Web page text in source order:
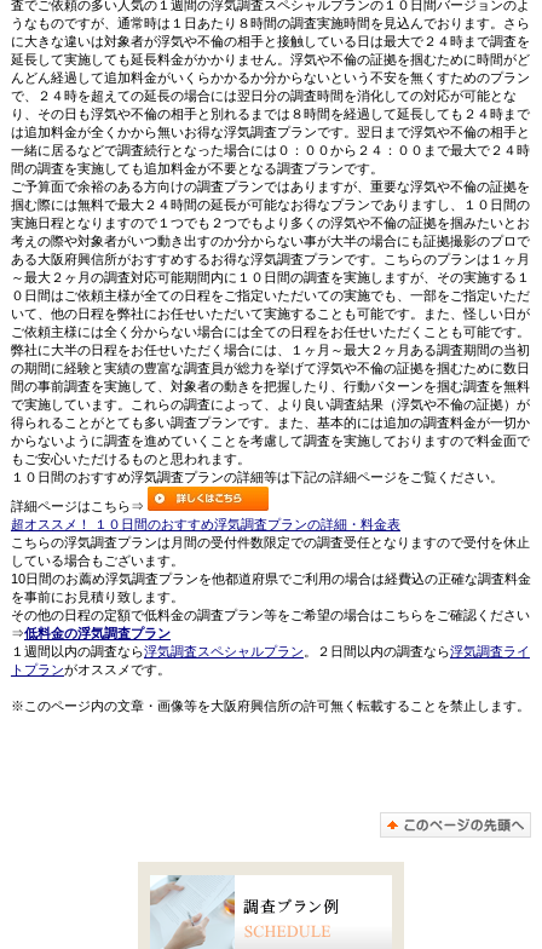
査でご依頼の多い人気の１週間の浮気調査スペシャルプランの１０日間バージョンのよ
うなものですが、通常時は１日あたり８時間の調査実施時間を見込んでおります。さら
に大きな違いは対象者が浮気や不倫の相手と接触している日は最大で２４時まで調査を
延長して実施しても延長料金がかかりません。浮気や不倫の証拠を掴むために時間がど
んどん経過して追加料金がいくらかかるか分からないという不安を無くすためのプラン
で、２４時を超えての延長の場合には翌日分の調査時間を消化しての対応が可能とな
り、その日も浮気や不倫の相手と別れるまでは８時間を経過して延長しても２４時まで
は追加料金が全くかから無いお得な浮気調査プランです。翌日まで浮気や不倫の相手と
一緒に居るなどで調査続行となった場合には０：００から２４：００まで最大で２４時
間の調査を実施しても追加料金が不要となる調査プランです。
ご予算面で余裕のある方向けの調査プランではありますが、重要な浮気や不倫の証拠を
掴む際には無料で最大２４時間の延長が可能なお得なプランでありますし、１０日間の
実施日程となりますので１つでも２つでもより多くの浮気や不倫の証拠を掴みたいとお
考えの際や対象者がいつ動き出すのか分からない事が大半の場合にも証拠撮影のプロで
ある大阪府興信所がおすすめするお得な浮気調査プランです。こちらのプランは１ヶ月
～最大２ヶ月の調査対応可能期間内に１０日間の調査を実施しますが、その実施する１
０日間はご依頼主様が全ての日程をご指定いただいての実施でも、一部をご指定いただ
いて、他の日程を弊社にお任せいただいて実施することも可能です。また、怪しい日が
ご依頼主様には全く分からない場合には全ての日程をお任せいただくことも可能です。
弊社に大半の日程をお任せいただく場合には、１ヶ月～最大２ヶ月ある調査期間の当初
の期間に経験と実績の豊富な調査員が総力を挙げて浮気や不倫の証拠を掴むために数日
間の事前調査を実施して、対象者の動きを把握したり、行動パターンを掴む調査を無料
で実施しています。これらの調査によって、より良い調査結果（浮気や不倫の証拠）が
得られることがとても多い調査プランです。また、基本的には追加の調査料金が一切か
からないように調査を進めていくことを考慮して調査を実施しておりますので料金面で
もご安心いただけるものと思われます。
１０日間のおすすめ浮気調査プランの詳細等は下記の詳細ページをご覧ください。
詳細ページはこちら⇒
超オススメ！ １０日間のおすすめ浮気調査プランの詳細・料金表
こちらの浮気調査プランは月間の受付件数限定での調査受任となりますので受付を休止
している場合もございます。
10日間のお薦め浮気調査プランを他都道府県でご利用の場合は経費込の正確な調査料金
を事前にお見積り致します。
その他の日程の定額で低料金の調査プラン等をご希望の場合はこちらをご確認ください
⇒低料金の浮気調査プラン
１週間以内の調査なら浮気調査スペシャルプラン 。２日間以内の調査なら浮気調査ライ
トプランがオススメです。
※このページ内の文章・画像等を大阪府興信所の許可無く転載することを禁止します。